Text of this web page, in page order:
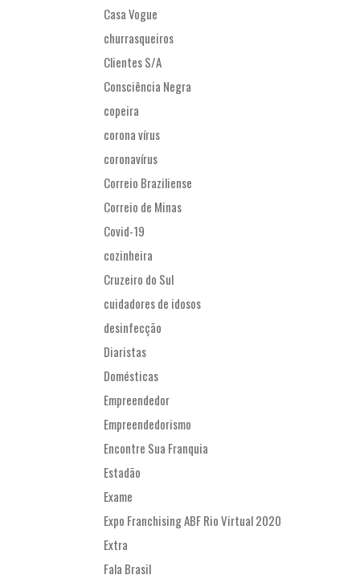
Casa Vogue
churrasqueiros
Clientes S/A
Consciência Negra
copeira
corona vírus
coronavírus
Correio Braziliense
Correio de Minas
Covid-19
cozinheira
Cruzeiro do Sul
cuidadores de idosos
desinfecção
Diaristas
Domésticas
Empreendedor
Empreendedorismo
Encontre Sua Franquia
Estadão
Exame
Expo Franchising ABF Rio Virtual 2020
Extra
Fala Brasil